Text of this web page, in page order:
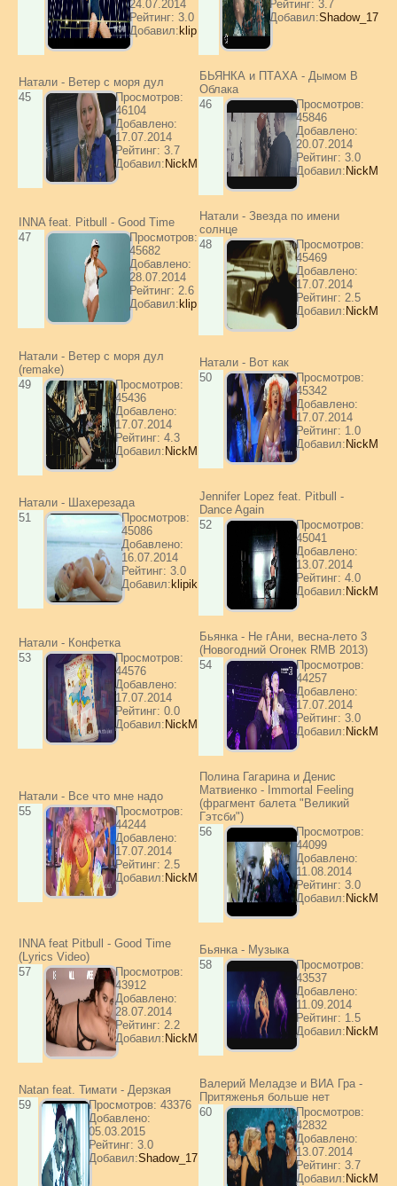
24.07.2014
Рейтинг: 3.0
Добавил: klip
Рейтинг: 3.7
Добавил:Shadow_17
Натали - Ветер с моря дул
45
Просмотров:
46104
Добавлено:
17.07.2014
Рейтинг: 3.7
Добавил: NickM
БЬЯНКА и ПТАХА - Дымом В
Облака
46
Просмотров:
45846
Добавлено:
20.07.2014
Рейтинг: 3.0
Добавил: NickM
INNA feat. Pitbull - Good Time
47
Просмотров:
45682
Добавлено:
28.07.2014
Рейтинг: 2.6
Добавил: klip
Натали - Звезда по имени
солнце
48
Просмотров:
45469
Добавлено:
17.07.2014
Рейтинг: 2.5
Добавил: NickM
Натали - Ветер с моря дул
(remake)
49
Просмотров:
45436
Добавлено:
17.07.2014
Рейтинг: 4.3
Добавил: NickM
Натали - Вот как
50
Просмотров:
45342
Добавлено:
17.07.2014
Рейтинг: 1.0
Добавил: NickM
Натали - Шахерезада
51
Просмотров:
45086
Добавлено:
16.07.2014
Рейтинг: 3.0
Добавил: klipik
Jennifer Lopez feat. Pitbull -
Dance Again
52
Просмотров:
45041
Добавлено:
13.07.2014
Рейтинг: 4.0
Добавил: NickM
Натали - Конфетка
53
Просмотров:
44576
Добавлено:
17.07.2014
Рейтинг: 0.0
Добавил: NickM
Бьянка - Не гАни, весна-лето 3
(Новогодний Огонек RMB 2013)
54
Просмотров:
44257
Добавлено:
17.07.2014
Рейтинг: 3.0
Добавил: NickM
Натали - Все что мне надо
55
Просмотров:
44244
Добавлено:
17.07.2014
Рейтинг: 2.5
Добавил: NickM
Полина Гагарина и Денис
Матвиенко - Immortal Feeling
(фрагмент балета "Великий
Гэтсби")
56
Просмотров:
44099
Добавлено:
11.08.2014
Рейтинг: 3.0
Добавил: NickM
INNA feat Pitbull - Good Time
(Lyrics Video)
57
Просмотров:
43912
Добавлено:
28.07.2014
Рейтинг: 2.2
Добавил: NickM
Бьянка - Музыка
58
Просмотров:
43537
Добавлено:
11.09.2014
Рейтинг: 1.5
Добавил: NickM
Natan feat. Тимати - Дерзкая
59
Просмотров: 43376
Добавлено:
05.03.2015
Рейтинг: 3.0
Добавил:Shadow_17
Валерий Меладзе и ВИА Гра -
Притяженья больше нет
60
Просмотров:
42832
Добавлено:
13.07.2014
Рейтинг: 3.7
Добавил: NickM